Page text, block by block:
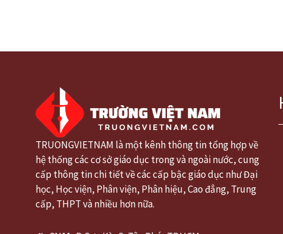
TRUONGVIETNAM là một kênh thông tin tổng hợp về
hệ thống các cơ sở giáo dục trong và ngoài nước, cung
cấp thông tin chi tiết về các cấp bậc giáo dục như Đại
học, Học viện, Phân viện, Phân hiệu, Cao đẳng, Trung
cấp, THPT và nhiều hơn nữa.